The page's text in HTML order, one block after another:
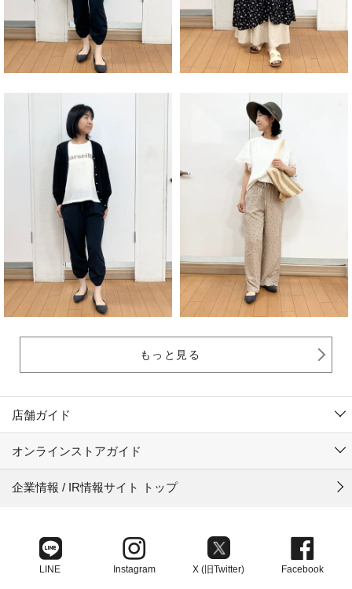
もっと見る
店舗ガイド
オンラインストアガイド
企業情報 / IR情報サイト トップ
LINE Instagram X (旧Twitter) Facebook